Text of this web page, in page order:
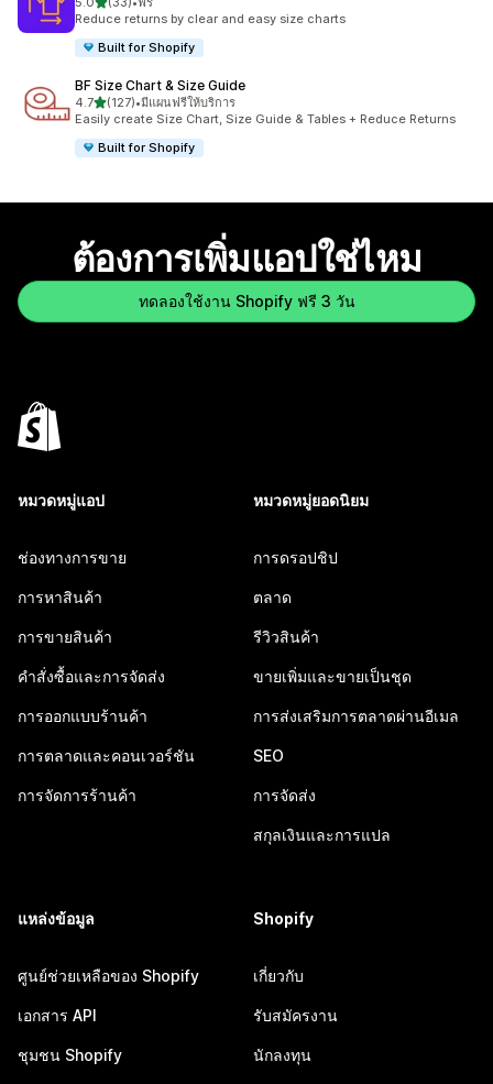
ทั้งหมด 33 รีวิว
Reduce returns by clear and easy size charts
Built for Shopify
BF Size Chart & Size Guide
4.7เต็ม 5 ดาว
(127)
ทั้งหมด 127 รีวิว
•มีแผนฟรีให้บริการ
Easily create Size Chart, Size Guide & Tables + Reduce Returns
Built for Shopify
ต้องการเพิ่มแอปใช่ไหม
ทดลองใช้งาน Shopify ฟรี 3 วัน
หมวดหมู่แอป
ช่องทางการขาย
การหาสินค้า
การขายสินค้า
คำสั่งซื้อและการจัดส่ง
การออกแบบร้านค้า
การตลาดและคอนเวอร์ชัน
การจัดการร้านค้า
หมวดหมู่ยอดนิยม
การดรอปชิป
ตลาด
รีวิวสินค้า
ขายเพิ่มและขายเป็นชุด
การส่งเสริมการตลาดผ่านอีเมล
SEO
การจัดส่ง
สกุลเงินและการแปล
แหล่งข้อมูล
ศูนย์ช่วยเหลือของ Shopify
เอกสาร API
ชุมชน Shopify
Shopify
เกี่ยวกับ
รับสมัครงาน
นักลงทุน